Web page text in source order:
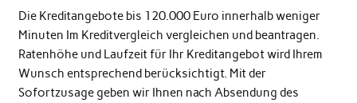
Die Kreditangebote bis 120.000 Euro innerhalb weniger
Minuten Im Kreditvergleich vergleichen und beantragen.
Ratenhöhe und Laufzeit für Ihr Kreditangebot wird Ihrem
Wunsch entsprechend berücksichtigt. Mit der
Sofortzusage geben wir Ihnen nach Absendung des